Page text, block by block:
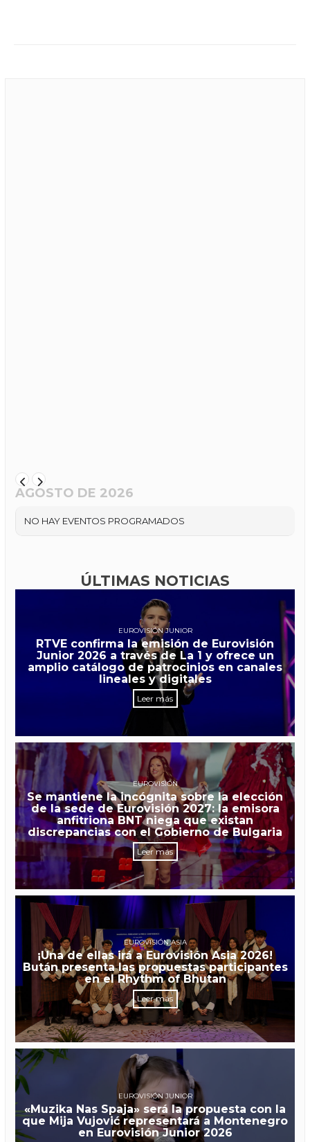
AGOSTO DE 2026
NO HAY EVENTOS PROGRAMADOS
ÚLTIMAS NOTICIAS
EUROVISIÓN JUNIOR
RTVE confirma la emisión de Eurovisión
Junior 2026 a través de La 1 y ofrece un
amplio catálogo de patrocinios en canales
lineales y digitales
Leer más
EUROVISIÓN
Se mantiene la incógnita sobre la elección
de la sede de Eurovisión 2027: la emisora
anfitriona BNT niega que existan
discrepancias con el Gobierno de Bulgaria
Leer más
EUROVISIÓN ASIA
¡Una de ellas irá a Eurovisión Asia 2026!
Bután presenta las propuestas participantes
en el Rhythm of Bhutan
Leer más
EUROVISIÓN JUNIOR
«Muzika Nas Spaja» será la propuesta con la
que Mija Vujović representará a Montenegro
en Eurovisión Junior 2026